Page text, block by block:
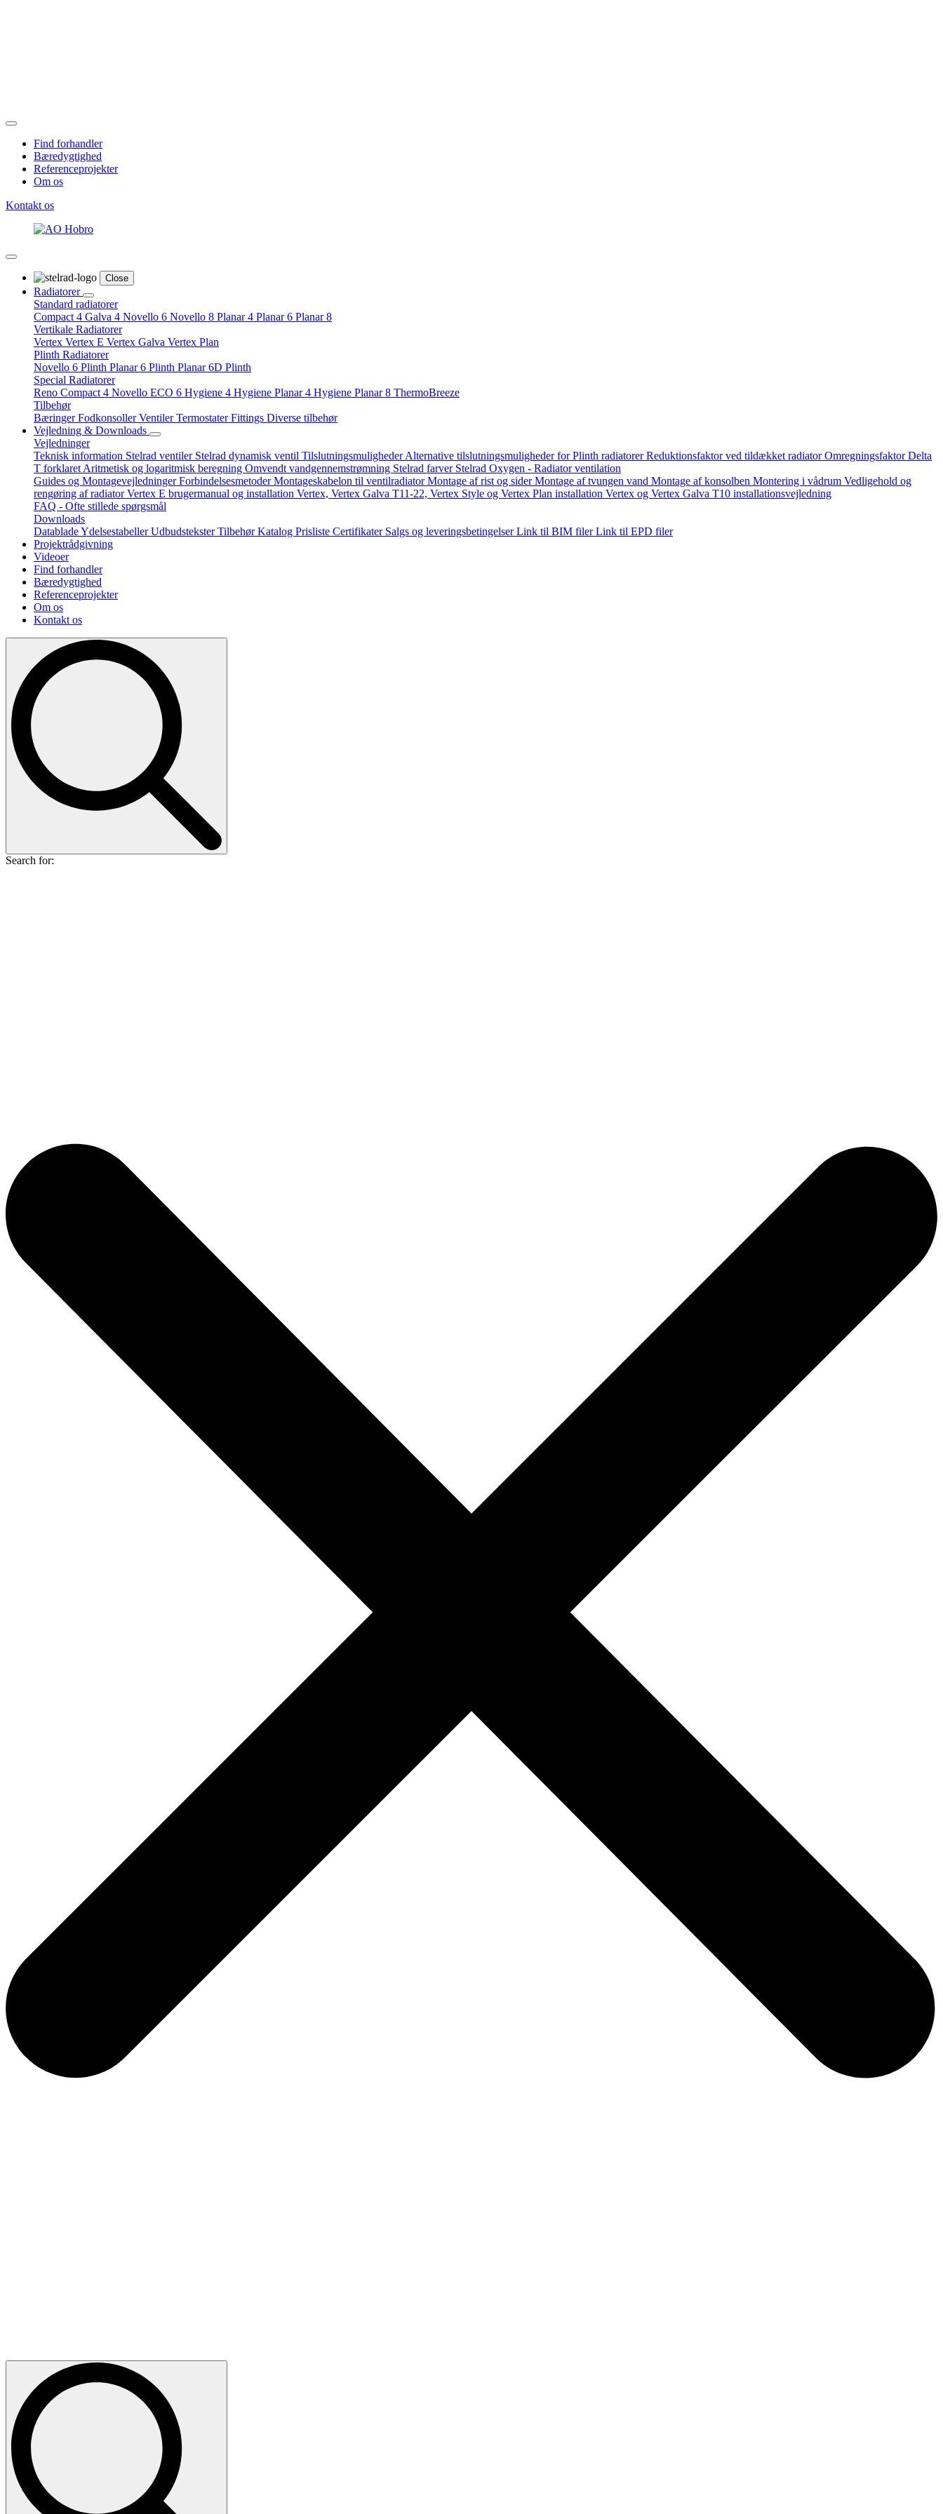
Find forhandler
Bæredygtighed
Referenceprojekter
Om os
Kontakt os
Close
Radiatorer
Standard radiatorer
Compact 4 Galva 4 Novello 6 Novello 8 Planar 4 Planar 6 Planar 8
Vertikale Radiatorer
Vertex Vertex E Vertex Galva Vertex Plan
Plinth Radiatorer
Novello 6 Plinth Planar 6 Plinth Planar 6D Plinth
Special Radiatorer
Reno Compact 4 Novello ECO 6 Hygiene 4 Hygiene Planar 4 Hygiene Planar 8 ThermoBreeze
Tilbehør
BæringerFodkonsollerVentilerTermostaterFittings Diverse tilbehør
Vejledning & Downloads
Vejledninger
Teknisk information Stelrad ventiler Stelrad dynamisk ventil TilslutningsmulighederAlternative tilslutningsmuligheder for Plinth radiatorerReduktionsfaktor ved tildækket radiatorOmregningsfaktorDelta
T forklaret Aritmetisk og logaritmisk beregning Omvendt vandgennemstrømning Stelrad farver Stelrad Oxygen - Radiator ventilation
Guides og MontagevejledningerForbindelsesmetoderMontageskabelon til ventilradiatorMontage af rist og siderMontage af tvungen vand Montage af konsolben Montering i vådrum Vedligehold og
rengøring af radiatorVertex E brugermanual og installation Vertex, Vertex Galva T11-22, Vertex Style og Vertex Plan installation Vertex og Vertex Galva T10 installationsvejledning
FAQ - Ofte stillede spørgsmål
Downloads
DatabladeYdelsestabellerUdbudsteksterTilbehørKatalog Prisliste Certifikater Salgs og leveringsbetingelserLink til BIM filerLink til EPD filer
Projektrådgivning
Videoer
Find forhandler
Bæredygtighed
Referenceprojekter
Om os
Kontakt os
Search for: